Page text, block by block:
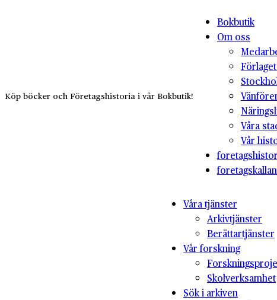
Köp böcker och Företagshistoria i vår Bokbutik!
Bokbutik
Om oss
Våra
Vår
Våra tjänster
Arkivtjänster
Berättartjänster
Vår forskning
Skolverksamhet
Sök i arkiven